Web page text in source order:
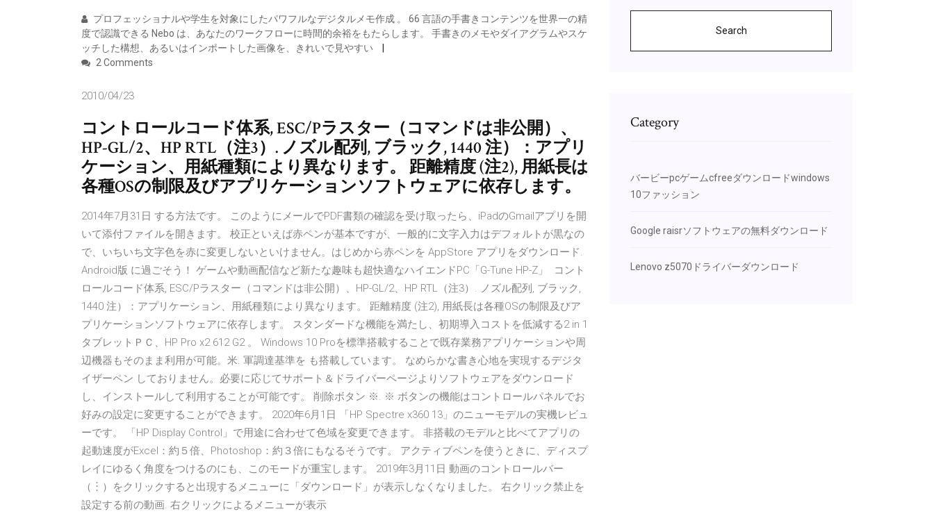
プロフェッショナルや学生を対象にしたパワフルなデジタルメモ作成 。 66 言語の手書きコンテンツを世界一の精
度で認識できる Nebo は、あなたのワークフローに時間的余裕をもたらします。 手書きのメモやダイアグラムやスケ
ッチした構想、あるいはインポートした画像を、きれいで見やすい
2 Comments
2010/04/23
コントロールコード体系, ESC/Pラスター（コマンドは非公開）、
HP-GL/2、HP RTL（注3）. ノズル配列, ブラック, 1440 注）：アプリ
ケーション、用紙種類により異なります。 距離精度 (注2), 用紙長は
各種OSの制限及びアプリケーションソフトウェアに依存します。
2014年7月31日 する方法です。 このようにメールでPDF書類の確認を受け取ったら、iPadのGmailアプリを開
いて添付ファイルを開きます。 校正といえば赤ペンが基本ですが、一般的に文字入力はデフォルトが黒なの
で、いちいち文字色を赤に変更しないといけません。はじめから赤ペンを AppStore アプリをダウンロード.
Android版 に過ごそう！ ゲームや動画配信など新たな趣味も超快適なハイエンドPC「G-Tune HP-Z」 コント
ロールコード体系, ESC/Pラスター（コマンドは非公開）、HP-GL/2、HP RTL（注3）. ノズル配列, ブラック,
1440 注）：アプリケーション、用紙種類により異なります。 距離精度 (注2), 用紙長は各種OSの制限及びア
プリケーションソフトウェアに依存します。 スタンダードな機能を満たし、初期導入コストを低減する2 in 1
タブレットＰＣ、HP Pro x2 612 G2 。 Windows 10 Proを標準搭載することで既存業務アプリケーションや周
辺機器もそのまま利用が可能。米. 軍調達基準を も搭載しています。 なめらかな書き心地を実現するデジタ
イザーペン しておりません。必要に応じてサポート＆ドライバーページよりソフトウェアをダウンロード
し、インストールして利用することが可能です。 削除ボタン ※. ※ ボタンの機能はコントロールパネルでお
好みの設定に変更することができます。 2020年6月1日 「HP Spectre x360 13」のニューモデルの実機レビュ
ーです。 「HP Display Control」で用途に合わせて色域を変更できます。 非搭載のモデルと比べてアプリの
起動速度がExcel：約５倍、Photoshop：約３倍にもなるそうです。 アクティブペンを使うときに、ディスプ
レイにゆるく角度をつけるのにも、このモードが重宝します。 2019年3月11日 動画のコントロールバー
（︙）をクリックすると出現するメニューに「ダウンロード」が表示しなくなりました。 右クリック禁止を
設定する前の動画. 右クリックによるメニューが表示
Search
Category
バービーpcゲームcfreeダウンロードwindows
10ファッション
Google raisrソフトウェアの無料ダウンロード
Lenovo z5070ドライバーダウンロード